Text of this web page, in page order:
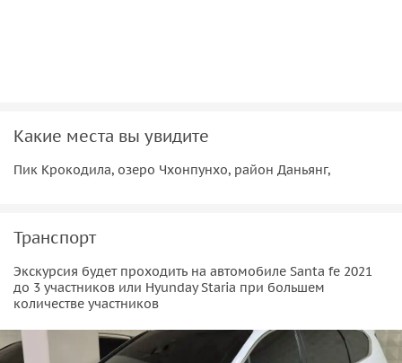
(оплачивается отдельно)
Какие места вы увидите
Пик Крокодила, озеро Чхонпунхо, район Даньянг,
Транспорт
Экскурсия будет проходить на автомобиле Santa fe 2021
до 3 участников или Hyunday Staria при большем
количестве участников